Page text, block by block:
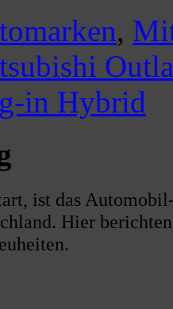
,
in Hybrid
ist das
Hier